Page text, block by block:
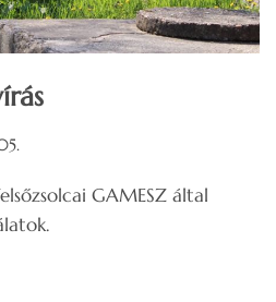
GAMESZ által